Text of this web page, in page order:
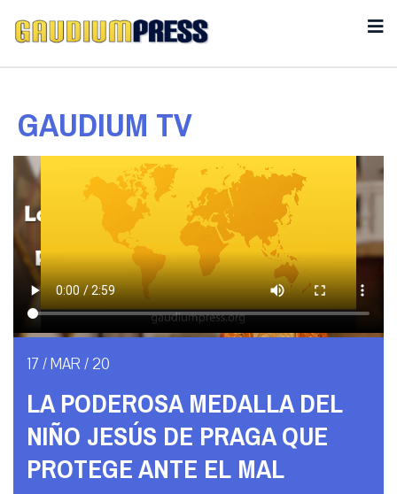
GAUDIUM TV
17 / MAR / 20
LA PODEROSA MEDALLA DEL
NIÑO JESÚS DE PRAGA QUE
PROTEGE ANTE EL MAL